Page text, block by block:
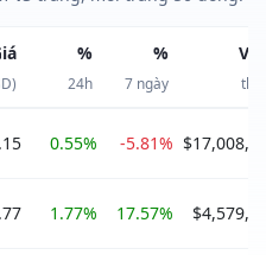
%
24h
%
7 ngày thị
0.55% -5.81%
1.77% 17.57%